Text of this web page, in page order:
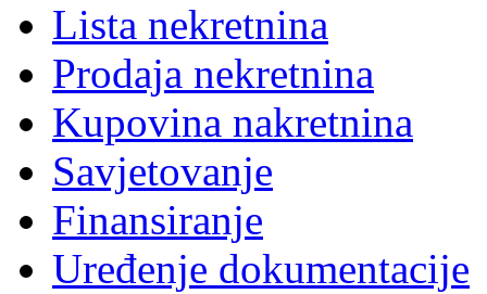
Lista nekretnina
Prodaja nekretnina
Kupovina nakretnina
Savjetovanje
Finansiranje
Uređenje dokumentacije